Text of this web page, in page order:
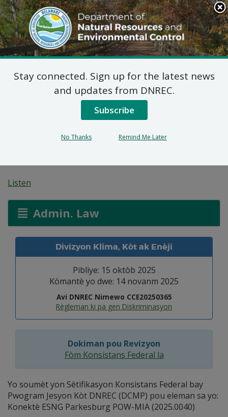
Search
This
Site
DNREC Menu
Sètifikasyon Konsistans
Federal: Konektè ESNG
Parkesburg POW-MIA
Listen
Admin. Law
Divizyon Klima, Kòt ak Enèji
Pibliye: 15 oktòb 2025
Kòmantè yo dwe: 14 novanm 2025
Avi DNREC Nimewo CCE20250365
Règleman ki pa gen Diskriminasyon
Dokiman pou Revizyon
Fòm Konsistans Federal la
Yo soumèt yon Sètifikasyon Konsistans Federal bay
Pwogram Jesyon Kòt DNREC (DCMP) pou eleman sa yo:
Konektè ESNG Parkesburg POW-MIA (2025.0040)
Stay connected. Sign up for the latest news
and updates from DNREC.
Subscribe
No Thanks Remind Me Later